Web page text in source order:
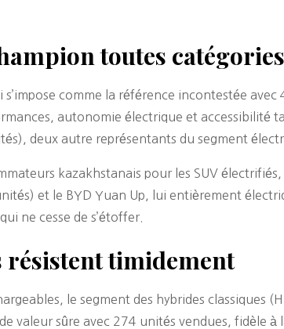
toutes catégories
comme la référence incontestée avec
autonomie électrique et accessibilité
deux autre représentants du segment
kazakhstanais pour les SUV
et le BYD Yuan Up, lui entièrement
ne cesse de s’étoffer.
timidement
le segment des hybrides classiques
valeur sûre avec 274 unités vendues, fidèle